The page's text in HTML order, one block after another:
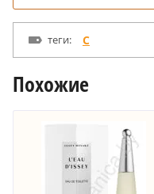
теги: C
Похожие